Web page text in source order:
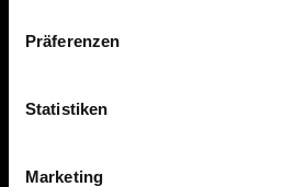
Präferenzen
Statistiken
Marketing